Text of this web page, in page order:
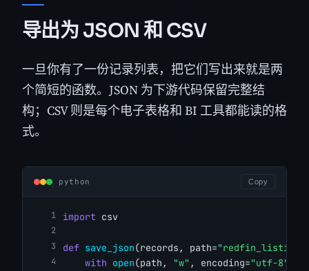
导出为 JSON 和 CSV
一旦你有了一份记录列表，把它们写出来就是两
个简短的函数。JSON 为下游代码保留完整结
构；CSV 则是每个电子表格和 BI 工具都能读的格
式。
python Copy
import csv
def save_json(records, path=
with open(path, "w" , encoding="utf-8"